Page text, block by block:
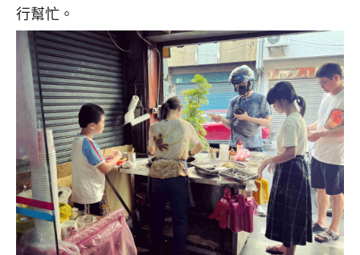
行幫忙。